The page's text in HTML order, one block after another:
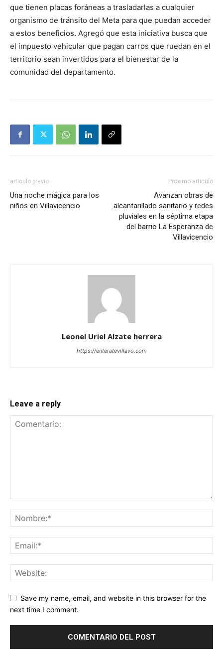
que tienen placas foráneas a trasladarlas a cualquier
organismo de tránsito del Meta para que puedan acceder
a estos beneficios. Agregó que esta iniciativa busca que
el impuesto vehicular que pagan carros que ruedan en el
territorio sean invertidos para el bienestar de la
comunidad del departamento.
articulo previo
Una noche mágica para los
niños en Villavicencio
Proximo articulo
Avanzan obras de
alcantarillado sanitario y redes
pluviales en la séptima etapa
del barrio La Esperanza de
Villavicencio
Leonel Uriel Alzate herrera
https://enteratevillavo.com
Leave a reply
Save my name, email, and website in this browser for the
next time I comment.